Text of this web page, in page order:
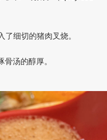
细切的猪肉叉烧。
汤的醇厚。